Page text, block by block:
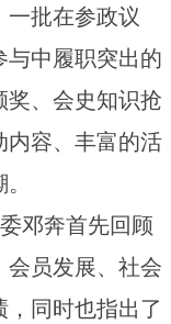
一批在参政议
与中履职突出的
奖、会史知识抢
内容、丰富的活
邓奔首先回顾
会员发展、社会
同时也指出了